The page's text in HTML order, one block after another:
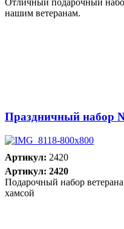
Отличный подарочный
нашим ветеранам.
Праздничный набор
Артикул: 2420
Артикул: 2420
Подарочный набор
хамсой